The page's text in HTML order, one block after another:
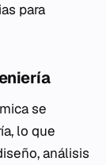
para
se
lo que
análisis